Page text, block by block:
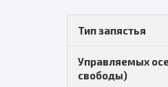
Тип запястья
Управляемых
свободы)